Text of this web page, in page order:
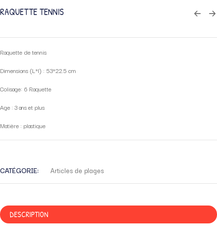
RAQUETTE TENNIS
Raquette de tennis
Dimensions (L*l) : 53*22.5 cm
Colisage: 6 Raquette
Age : 3 ans et plus
Matière : plastique
CATÉGORIE: Articles de plages
DESCRIPTION